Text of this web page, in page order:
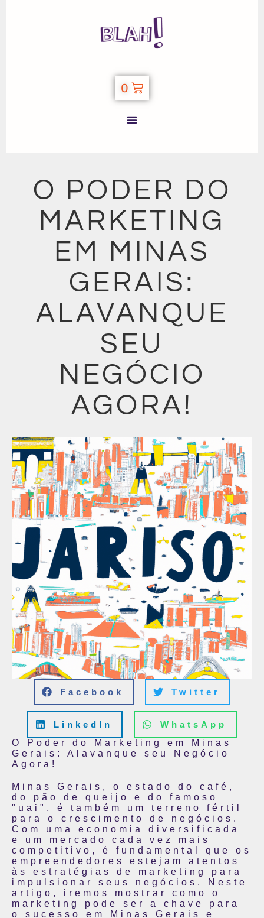
0
O PODER DO
MARKETING
EM MINAS
GERAIS:
ALAVANQUE
SEU
NEGÓCIO
AGORA!
Facebook Twitter
LinkedIn
WhatsApp
O Poder do Marketing em Minas
Gerais: Alavanque seu Negócio
Agora!
Minas Gerais, o estado do café,
do pão de queijo e do famoso
"uai", é também um terreno fértil
para o crescimento de negócios.
Com uma economia diversificada
e um mercado cada vez mais
competitivo, é fundamental que os
empreendedores estejam atentos
às estratégias de marketing para
impulsionar seus negócios. Neste
artigo, iremos mostrar como o
marketing pode ser a chave para
o sucesso em Minas Gerais e